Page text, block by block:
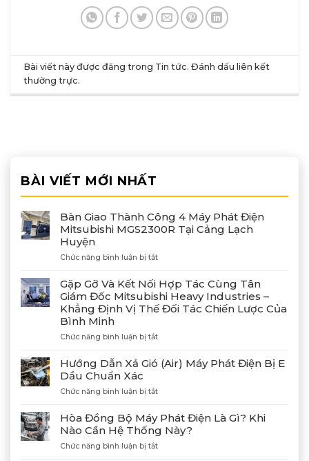
Bài viết này được đăng trong Tin tức. Đánh dấu liên kết
thường trực.
BÀI VIẾT MỚI NHẤT
Bàn Giao Thành Công 4 Máy Phát Điện
Mitsubishi MGS2300R Tại Cảng Lạch
Huyện
Chức năng bình luận bị tắtở
Giao
Thành
Công
4
Phát
MGS2300R
Cảng
Gặp Gỡ Và Kết Nối Hợp Tác Cùng Tân
Giám Đốc Mitsubishi Heavy Industries –
Khẳng Định Vị Thế Đối Tác Chiến Lược Của
Bình Minh
Chức năng bình luận bị tắtở
Gỡ
Và
Nối
Tác
Cùng
Tân
Giám
Hướng Dẫn Xả Gió (Air) Máy Phát Điện Bị E
Dầu Chuẩn Xác
Chức năng bình luận bị tắtở
Dẫn
Xả
Gió
(Air)
Hòa Đồng Bộ Máy Phát Điện Là Gì? Khi
Nào Cần Hệ Thống Này?
Chức năng bình luận bị tắtở